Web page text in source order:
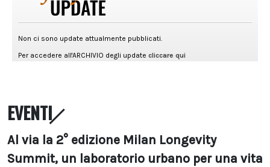
EVENTI
Al via la 2° edizione Milan Longevity
Summit, un laboratorio urbano per una vita